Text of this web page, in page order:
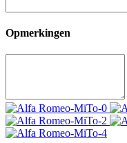
Opmerkingen